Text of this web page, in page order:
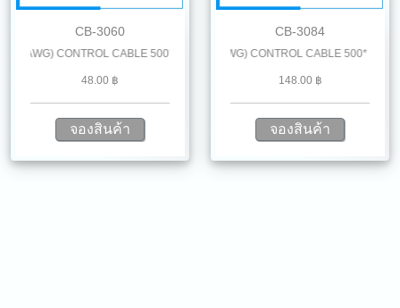
CB-3060
CONTROL CABLE 500* M. /Reel
48.00 ฿
จองสินค้า
CB-3084
LiYCY 8 x 1.0 mm2 (18 AWG) CONTROL CABLE 500* M. /Reel
148.00 ฿
จองสินค้า